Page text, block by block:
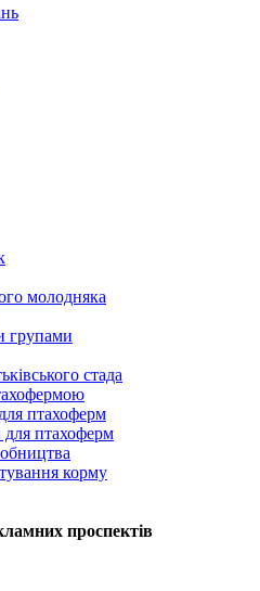
молодняка
групами
стада
птахоферм
для птахоферм
корму
проспектів